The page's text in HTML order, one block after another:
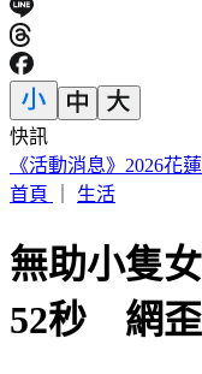
快訊
輕度颱風「琵鷺」生
首頁
生活
無助小隻
52秒 網歪